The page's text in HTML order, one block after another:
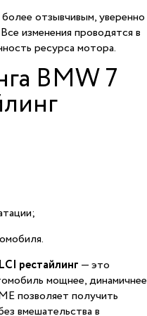
отзывчивым, уверенно
изменения проводятся в
ресурса мотора.
BMW 7
рестайлинг — это
мощнее, динамичнее
позволяет получить
вмешательства в